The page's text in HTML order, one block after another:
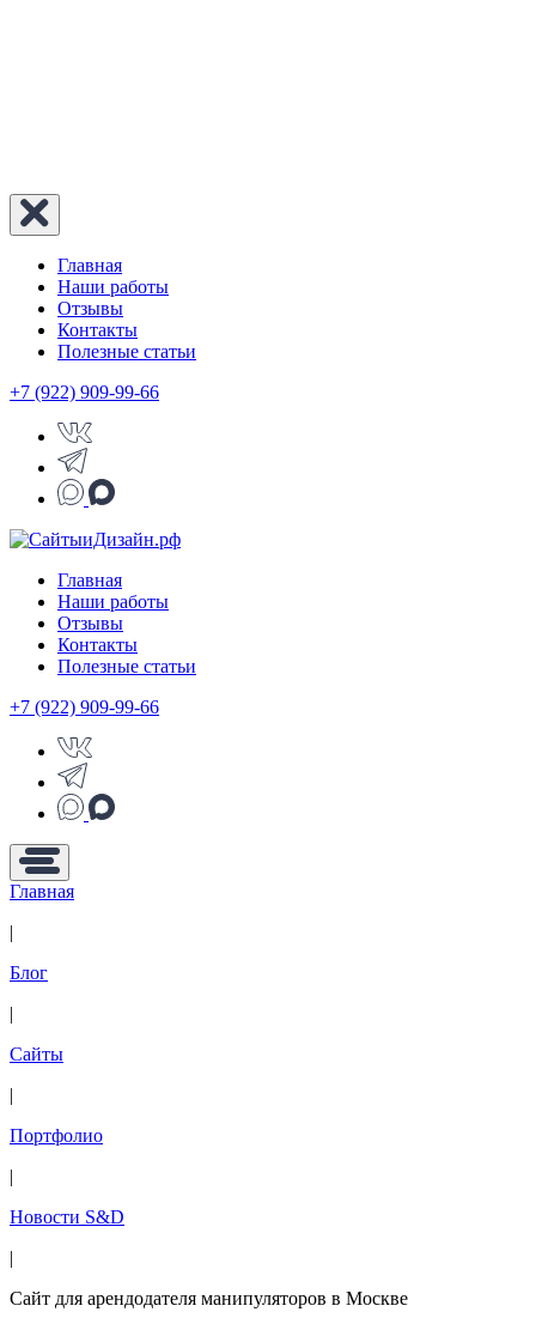
Главная
Наши работы
Отзывы
Контакты
Полезные статьи
+7 (922) 909-99-66
Главная
Наши работы
Отзывы
Контакты
Полезные статьи
+7 (922) 909-99-66
Главная
|
Блог
|
Сайты
|
Портфолио
|
Новости S&D
|
Сайт для арендодателя манипуляторов в Москве